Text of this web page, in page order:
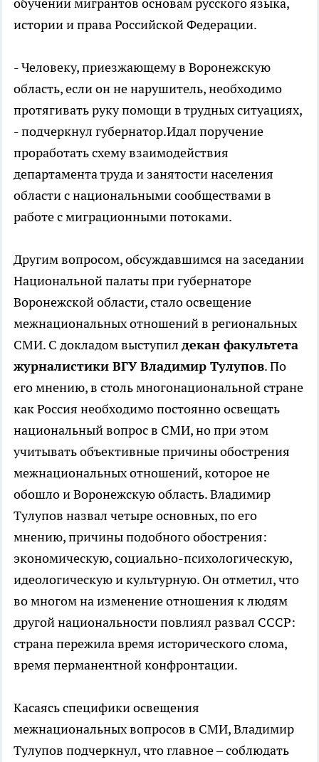
истории и права Российской Федерации.
- Человеку, приезжающему в Воронежскую
область, если он не нарушитель, необходимо
протягивать руку помощи в трудных ситуациях,
- подчеркнул губернатор.Идал поручение
проработать схему взаимодействия
департамента труда и занятости населения
области с национальными сообществами в
работе с миграционными потоками.
Другим вопросом, обсуждавшимся на заседании
Национальной палаты при губернаторе
Воронежской области, стало освещение
межнациональных отношений в региональных
СМИ. С докладом выступил декан факультета
журналистики ВГУ Владимир Тулупов. По
его мнению, в столь многонациональной стране
как Россия необходимо постоянно освещать
национальный вопрос в СМИ, но при этом
учитывать объективные причины обострения
межнациональных отношений, которое не
обошло и Воронежскую область. Владимир
Тулупов назвал четыре основных, по его
мнению, причины подобного обострения:
экономическую, социально-психологическую,
идеологическую и культурную. Он отметил, что
во многом на изменение отношения к людям
другой национальности повлиял развал СССР:
страна пережила время исторического слома,
время перманентной конфронтации.
Касаясь специфики освещения
межнациональных вопросов в СМИ, Владимир
Тулупов подчеркнул, что главное – соблюдать